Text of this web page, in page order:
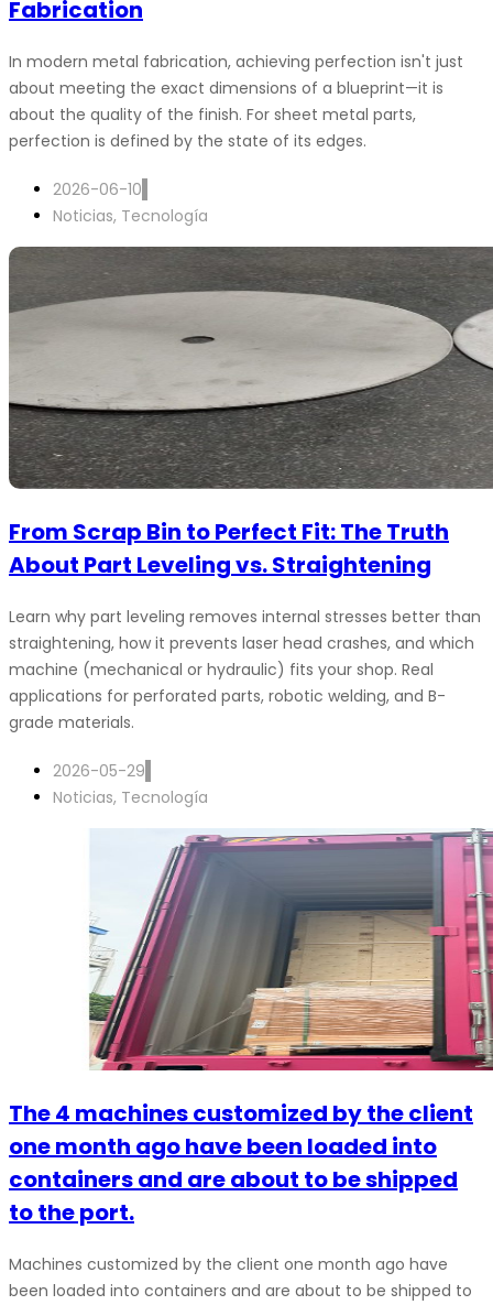
Fabrication
In modern metal fabrication, achieving perfection isn't just
about meeting the exact dimensions of a blueprint—it is
about the quality of the finish. For sheet metal parts,
perfection is defined by the state of its edges.
2026-06-10
Noticias, Tecnología
From Scrap Bin to Perfect Fit: The Truth
About Part Leveling vs. Straightening
Learn why part leveling removes internal stresses better than
straightening, how it prevents laser head crashes, and which
machine (mechanical or hydraulic) fits your shop. Real
applications for perforated parts, robotic welding, and B-
grade materials.
2026-05-29
Noticias, Tecnología
The 4 machines customized by the client
one month ago have been loaded into
containers and are about to be shipped
to the port.
Machines customized by the client one month ago have
been loaded into containers and are about to be shipped to